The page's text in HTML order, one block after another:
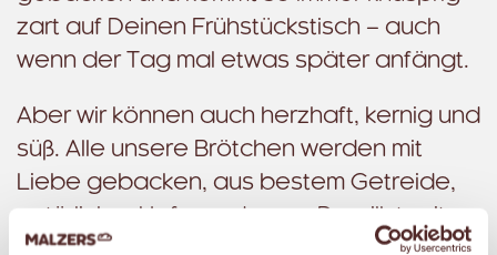
zart auf Deinen Frühstückstisch – auch
wenn der Tag mal etwas später anfängt.
Aber wir können auch herzhaft, kernig und
süß. Alle unsere Brötchen werden mit
Liebe gebacken, aus bestem Getreide,
vielen frischen Körnern. Unsere